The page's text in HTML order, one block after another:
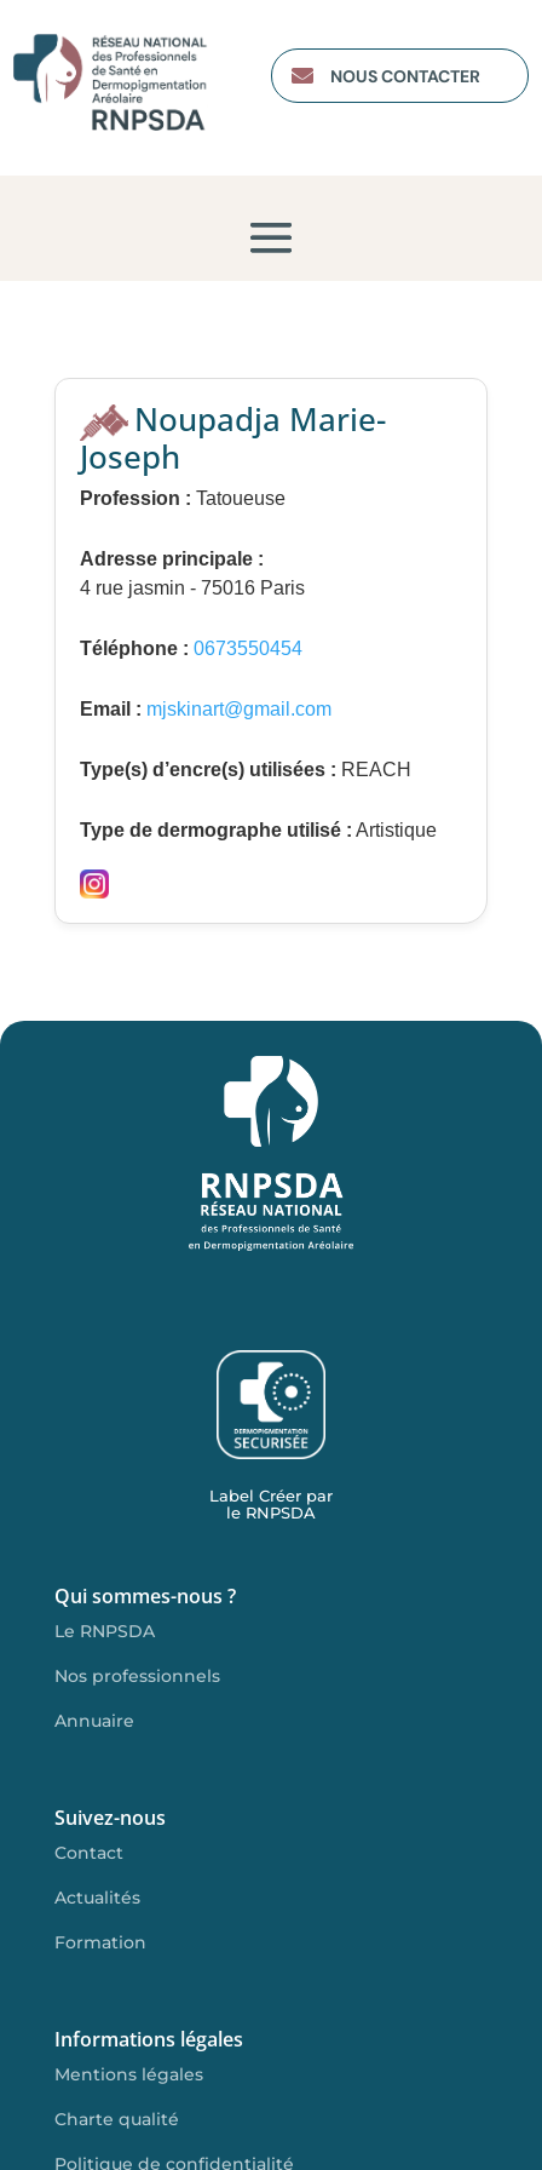
 NOUS CONTACTER
Noupadja Marie-
Joseph
Profession : Tatoueuse
Adresse principale :
4 rue jasmin - 75016 Paris
Téléphone : 0673550454
Email : mjskinart@gmail.com
Type(s) d’encre(s) utilisées : REACH
Type de dermographe utilisé : Artistique
Label Créer par
le RNPSDA
Qui sommes-nous ?
Le RNPSDA
Nos professionnels
Annuaire
Suivez-nous
Contact
Actualités
Formation
Informations légales
Mentions légales
Charte qualité
Politique de confidentialité